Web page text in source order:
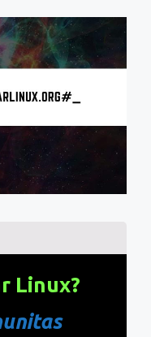
Linux?